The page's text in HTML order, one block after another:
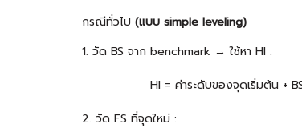
กรณีทั่วไป (แบบ simple leveling)
1. วัด BS จาก benchmark → ใช้หา HI :
HI = ค่าระดับของจุดเริ่มต้น +
2. วัด FS ที่จุดใหม่ :